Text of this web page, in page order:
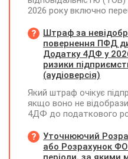
2026 року включно
(єдиний податок, 3
неплатник ПДВ). З 1
року підприємство
загальну систему
(стає платником
діяльності у періоді
(під час перебування
системі) підприємство
нерозподіленого
становить 18 млн грн.
Штраф за
повернення ПФД
Додатку 4ДФ у
ризики
(аудіоверсія)
Який штраф очікує
якщо воно не
4ДФ до податкового
допомоги (ПФД)
Уточнюючий
або Розрахунок